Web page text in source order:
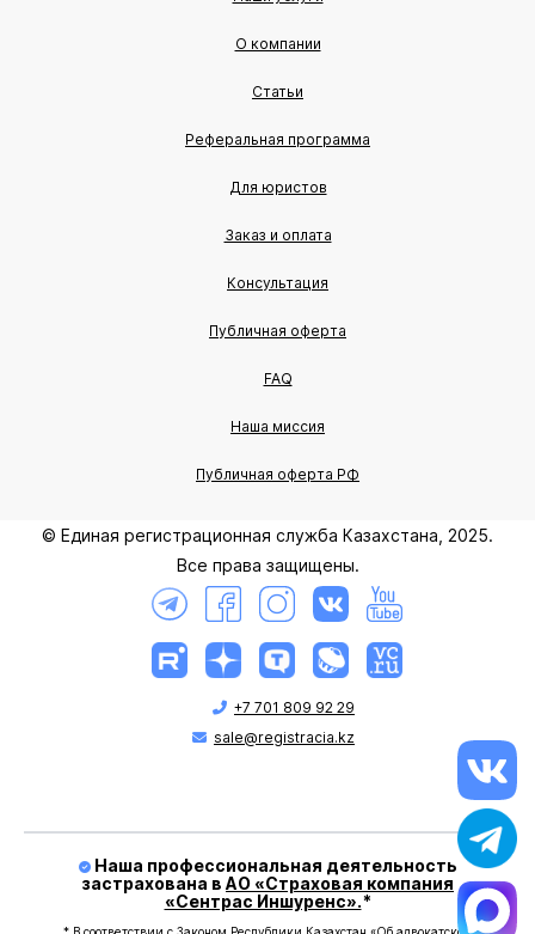
О компании
Статьи
Реферальная программа
Для юристов
Заказ и оплата
Консультация
Публичная оферта
FAQ
Наша миссия
Публичная оферта РФ
© Единая регистрационная служба Казахстана, 2025.
Все права защищены.
+7 701 809 92 29
sale@registracia.kz
Наша профессиональная деятельность
застрахована в АО «Страховая компания
«Сентрас Иншуренс».*